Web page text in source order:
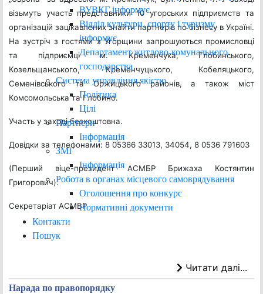
ВУВКГ інформує
Відділ культури, спорту і туризму
інформує
Департамент житлово-комунального
господарства
Система управління якістю
Політика
Цілі
Партнери
Інформація
ЗМІ
Інформація
Робота в органах місцевого самоврядування
Оголошення про конкурс
Нормативні документи
Контакти
Пошук
візьмуть участь представники 10 угорських підприємств та
організацій зацікавлених знайти партнерів по бізнесу в Україні.
На зустріч з гостями з Угорщини запрошуються промисловці
та підприємці м. Кременчука, Глобинського,
Козельщанського, Кременчуцького, Кобеляцького,
Семенівського та Оржицького районів, а також міст
Комсомольська та Глобино.
Участь у заході безкоштовна.
Довідки за телефонами: 8 05366 33013, 34054, 8 0536 791603
(Перший віце-президент АСМБР Брижаха Костянтин
Григорович).
Секретаріат АСМБР
Читати далі...
Нарада по правопорядку